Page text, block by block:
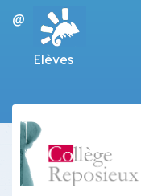
@
Elèves